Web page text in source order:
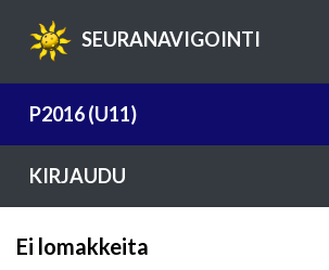
SEURANAVIGOINTI
P2016 (U11)
KIRJAUDU
Ei lomakkeita